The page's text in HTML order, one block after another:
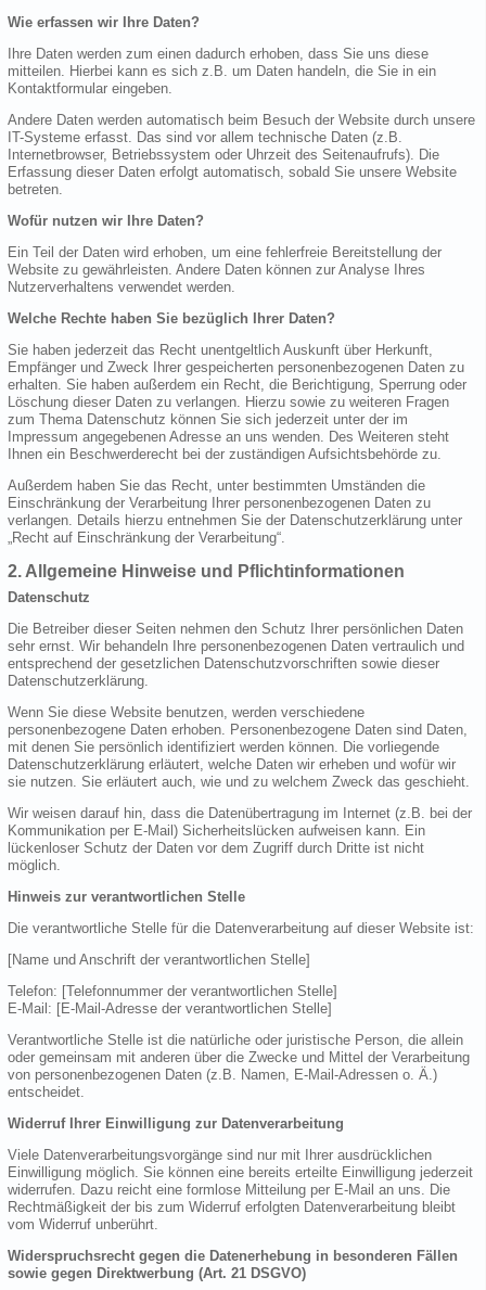
Wie erfassen wir Ihre Daten?
Ihre Daten werden zum einen dadurch erhoben, dass Sie uns diese
mitteilen. Hierbei kann es sich z.B. um Daten handeln, die Sie in ein
Kontaktformular eingeben.
Andere Daten werden automatisch beim Besuch der Website durch unsere
IT-Systeme erfasst. Das sind vor allem technische Daten (z.B.
Internetbrowser, Betriebssystem oder Uhrzeit des Seitenaufrufs). Die
Erfassung dieser Daten erfolgt automatisch, sobald Sie unsere Website
betreten.
Wofür nutzen wir Ihre Daten?
Ein Teil der Daten wird erhoben, um eine fehlerfreie Bereitstellung der
Website zu gewährleisten. Andere Daten können zur Analyse Ihres
Nutzerverhaltens verwendet werden.
Welche Rechte haben Sie bezüglich Ihrer Daten?
Sie haben jederzeit das Recht unentgeltlich Auskunft über Herkunft,
Empfänger und Zweck Ihrer gespeicherten personenbezogenen Daten zu
erhalten. Sie haben außerdem ein Recht, die Berichtigung, Sperrung oder
Löschung dieser Daten zu verlangen. Hierzu sowie zu weiteren Fragen
zum Thema Datenschutz können Sie sich jederzeit unter der im
Impressum angegebenen Adresse an uns wenden. Des Weiteren steht
Ihnen ein Beschwerderecht bei der zuständigen Aufsichtsbehörde zu.
Außerdem haben Sie das Recht, unter bestimmten Umständen die
Einschränkung der Verarbeitung Ihrer personenbezogenen Daten zu
verlangen. Details hierzu entnehmen Sie der Datenschutzerklärung unter
„Recht auf Einschränkung der Verarbeitung“.
2. Allgemeine Hinweise und Pflichtinformationen
Datenschutz
Die Betreiber dieser Seiten nehmen den Schutz Ihrer persönlichen Daten
sehr ernst. Wir behandeln Ihre personenbezogenen Daten vertraulich und
entsprechend der gesetzlichen Datenschutzvorschriften sowie dieser
Datenschutzerklärung.
Wenn Sie diese Website benutzen, werden verschiedene
personenbezogene Daten erhoben. Personenbezogene Daten sind Daten,
mit denen Sie persönlich identifiziert werden können. Die vorliegende
Datenschutzerklärung erläutert, welche Daten wir erheben und wofür wir
sie nutzen. Sie erläutert auch, wie und zu welchem Zweck das geschieht.
Wir weisen darauf hin, dass die Datenübertragung im Internet (z.B. bei der
Kommunikation per E-Mail) Sicherheitslücken aufweisen kann. Ein
lückenloser Schutz der Daten vor dem Zugriff durch Dritte ist nicht
möglich.
Hinweis zur verantwortlichen Stelle
Die verantwortliche Stelle für die Datenverarbeitung auf dieser Website ist:
[Name und Anschrift der verantwortlichen Stelle]
Telefon: [Telefonnummer der verantwortlichen Stelle]
E-Mail: [E-Mail-Adresse der verantwortlichen Stelle]
Verantwortliche Stelle ist die natürliche oder juristische Person, die allein
oder gemeinsam mit anderen über die Zwecke und Mittel der Verarbeitung
von personenbezogenen Daten (z.B. Namen, E-Mail-Adressen o. Ä.)
entscheidet.
Widerruf Ihrer Einwilligung zur Datenverarbeitung
Viele Datenverarbeitungsvorgänge sind nur mit Ihrer ausdrücklichen
Einwilligung möglich. Sie können eine bereits erteilte Einwilligung jederzeit
widerrufen. Dazu reicht eine formlose Mitteilung per E-Mail an uns. Die
Rechtmäßigkeit der bis zum Widerruf erfolgten Datenverarbeitung bleibt
vom Widerruf unberührt.
Widerspruchsrecht gegen die Datenerhebung in besonderen Fällen
sowie gegen Direktwerbung (Art. 21 DSGVO)